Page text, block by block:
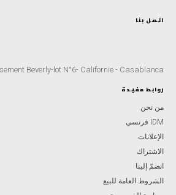
روابط مفيدة
من نحن
IDM فرنسي
الإعلانات
الاشتراك
انضمّ إلينا
الشروط العامة للبيع
اتصل بنا
Beverly-lot N°6- Californie - Casablanca